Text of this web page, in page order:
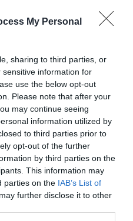
My Personal
sharing to third parties, or
information for
use the below opt-out
Please note that after your
may continue seeing
information utilized by
to third parties prior to
opt-out of the further
by third parties on the
This information may
parties on the IAB’s List of
further disclose it to other
sokkal
klasszikus
is, egészen egyedivé
ha választasz egy
parfümöt a
vásárolhatsz egy
márkáktól.
egy bőrápolókkal,